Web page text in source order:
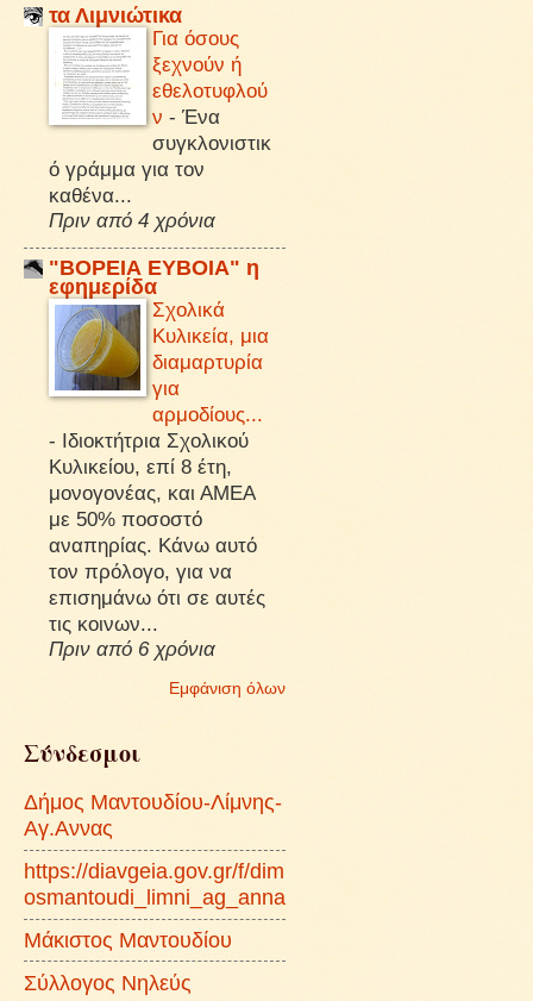
τα Λιμνιώτικα
Για όσους
ξεχνούν ή
εθελοτυφλού
ν - Ένα
συγκλονιστικ
ό γράμμα για τον
καθένα...
Πριν από 4 χρόνια
"ΒΟΡΕΙΑ ΕΥΒΟΙΑ" η
εφημερίδα
Σχολικά
Κυλικεία, μια
διαμαρτυρία
για
αρμοδίους...
- Ιδιοκτήτρια Σχολικού
Κυλικείου, επί 8 έτη,
μονογονέας, και ΑΜΕΑ
με 50% ποσοστό
αναπηρίας. Κάνω αυτό
τον πρόλογο, για να
επισημάνω ότι σε αυτές
τις κοινων...
Πριν από 6 χρόνια
Εμφάνιση όλων
Σύνδεσμοι
Δήμος Μαντουδίου-Λίμνης-
Αγ.Αννας
https://diavgeia.gov.gr/f/dim
osmantoudi_limni_ag_anna
Μάκιστος Μαντουδίου
Σύλλογος Νηλεύς